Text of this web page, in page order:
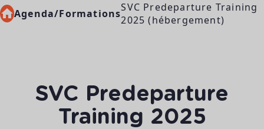
Agenda/FormationsSVC Predeparture Training
2025 (hébergement)
SVC Predeparture
Training 2025